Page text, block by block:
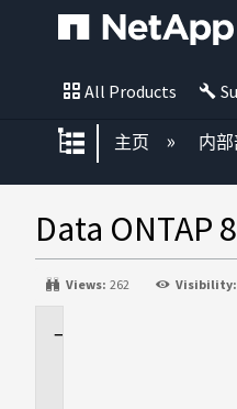
All Products
扩展/隐缩全
主页 内
Data
Views: 262 Visibility: